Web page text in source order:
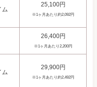
ム
25,100円
※1ヶ月あたり約2,092円
26,400円
※1ヶ月あたり2,200円
ム
29,900円
※1ヶ月あたり約2,492円